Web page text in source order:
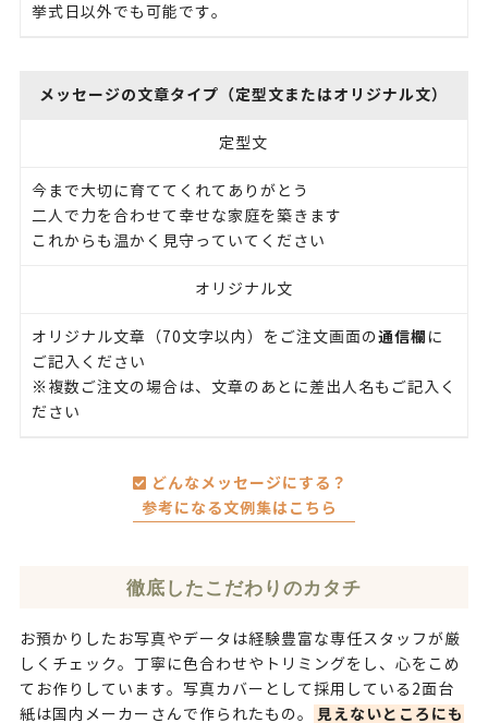
挙式日以外でも可能です。
メッセージの文章タイプ（定型文またはオリジナル文）
定型文
今まで大切に育ててくれてありがとう
二人で力を合わせて幸せな家庭を築きます
これからも温かく見守っていてください
オリジナル文
オリジナル文章（70文字以内）をご注文画面の通信欄 に
ご記入ください
※複数ご注文の場合は、文章のあとに差出人名もご記入く
ださい
どんなメッセージにする？
参考になる文例集はこちら
徹底したこだわりのカタチ
お預かりしたお写真やデータは経験豊富な専任スタッフが厳
しくチェック。丁寧に色合わせやトリミングをし、心をこめ
てお作りしています。写真カバーとして採用している2面台
紙は国内メーカーさんで作られたもの。
見えないところにも